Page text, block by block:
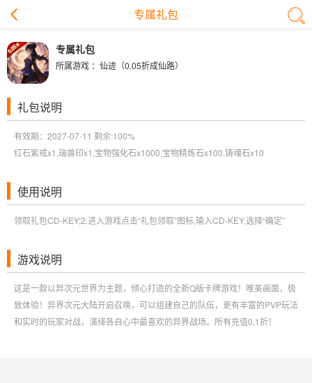
专属礼包
专属礼包
所属游戏 ： 仙迹（0.05折成仙路）
礼包说明
有效期：2027-07-11 剩余:100%
红石紫戒x1,瑞兽印x1,宝物强化石x1000,宝物精炼石x100,铸魂石x10
使用说明
领取礼包CD-KEY;2.进入游戏点击“礼包领取”图标,输入CD-KEY,选择“确定”
游戏说明
这是一款以异次元世界为主题，倾心打造的全新Q版卡牌游戏！唯美画面，极
致体验！异界次元大陆开启召唤，可以组建自己的队伍，更有丰富的PVP玩法
和实时的玩家对战，演绎各自心中最喜欢的异界战场。所有充值0.1折！